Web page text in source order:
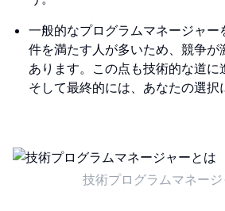
一般的なプログラムマネージャー
件を満たす人が多いため、競争が
あります。この点も技術的な道に
そして最終的には、あなたの選択
技術プログラムマネー